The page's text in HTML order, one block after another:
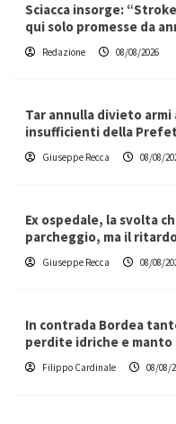
Sciacca insorge:
qui solo promesse da
Redazione 08/08/2026
Tar annulla divieto
insufficienti della
Giuseppe Recca 08/08/
Ex ospedale, la svolta
parcheggio, ma il
Giuseppe Recca 08/08/
In contrada Bordea
perdite idriche e
Filippo Cardinale 08/08/